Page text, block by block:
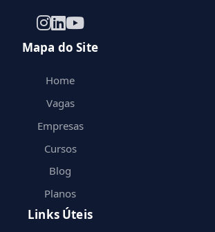
Mapa do Site
Home
Vagas
Empresas
Cursos
Blog
Planos
Links Úteis